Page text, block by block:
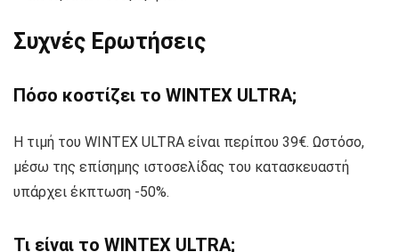
Συχνές Ερωτήσεις
Πόσο κοστίζει το WINTEX ULTRA;
Η τιμή του WINTEX ULTRA είναι περίπου 39€. Ωστόσο,
μέσω της επίσημης ιστοσελίδας του κατασκευαστή
υπάρχει έκπτωση -50%.
Τι είναι το WINTEX ULTRA;